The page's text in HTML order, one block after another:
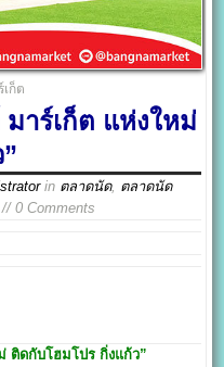
ก็ต
าร์เก็ต แห่งใหม่
in ตลาดนัด, ตลาดนัด
0 Comments
ติดกับโฮมโปร กิ่งแก้ว”